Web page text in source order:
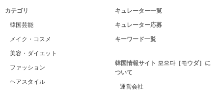
カテゴリ
韓国芸能
メイク・コスメ
美容・ダイエット
ファッション
ヘアスタイル
キュレーター一覧
キュレーター応募
キーワード一覧
韓国情報サイト 모으다［モウダ］に
ついて
運営会社